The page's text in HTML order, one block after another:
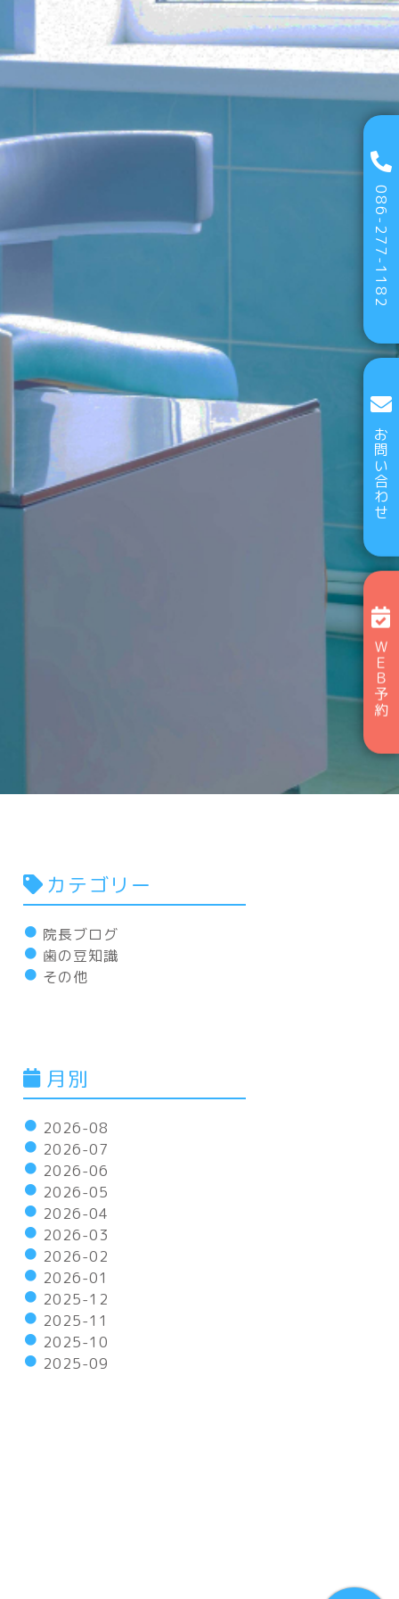
カテゴリー
院長ブログ
歯の豆知識
その他
月別
2026-08
2026-07
2026-06
2026-05
2026-04
2026-03
2026-02
2026-01
2025-12
2025-11
2025-10
2025-09
086-277-1182
お問い合わせ
ＷＥＢ予約